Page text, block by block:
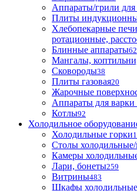
Аппараты/грили для
Плиты
Хлебопекарные
ротационные,
Блинные аппараты62
Мангалы,
Сковороды38
Плиты газовая20
Жарочные
Аппараты для варки
Котлы92
Холодильное
Холодильные горки
Столы
Камеры
Лари, бонеты259
Витрины483
Шкафы холодильные